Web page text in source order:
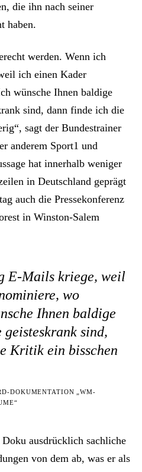
die ihn nach seiner
haben.
werden. Wenn ich
ich einen Kader
wünsche Ihnen baldige
sind, dann finde ich die
sagt der Bundestrainer
anderem Sport1 und
hat innerhalb weniger
in Deutschland geprägt
auch die Pressekonferenz
in Winston-Salem
E-Mails kriege, weil
wo
Ihnen baldige
sind,
Kritik ein bisschen
DOKUMENTATION „WM-
ausdrücklich sachliche
von dem ab, was er als